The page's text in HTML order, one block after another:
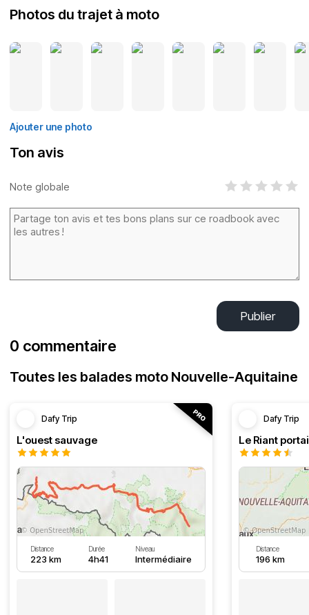
Photos du trajet à moto
Ajouter une photo
Ton avis
Note globale
Publier
0 commentaire
Toutes les balades moto Nouvelle-Aquitaine
Dafy Trip
L'ouest sauvage
Distance
223 km
Durée
4h41
Niveau
Intermédiaire
Dafy Trip
Le Riant
Distance
196 km